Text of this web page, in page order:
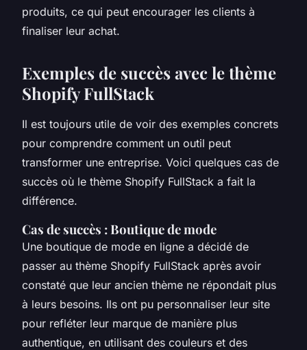
produits, ce qui peut encourager les clients à
finaliser leur achat.
Exemples de succès avec le thème
Shopify FullStack
Il est toujours utile de voir des exemples concrets
pour comprendre comment un outil peut
transformer une entreprise. Voici quelques cas de
succès où le thème Shopify FullStack a fait la
différence.
Cas de succès : Boutique de mode
Une boutique de mode en ligne a décidé de
passer au thème Shopify FullStack après avoir
constaté que leur ancien thème ne répondait plus
à leurs besoins. Ils ont pu personnaliser leur site
pour refléter leur marque de manière plus
authentique, en utilisant des couleurs et des